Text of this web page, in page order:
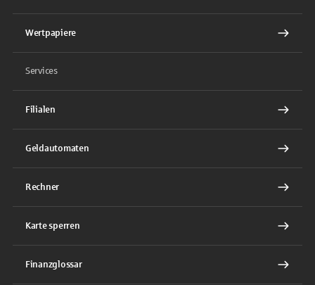
Wertpapiere
Services
Filialen
Geldautomaten
Rechner
Karte sperren
Finanzglossar